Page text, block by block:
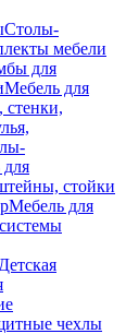
Столы-
мебели
для
Мебель для
стойки
Мебель для
Детская
чехлы